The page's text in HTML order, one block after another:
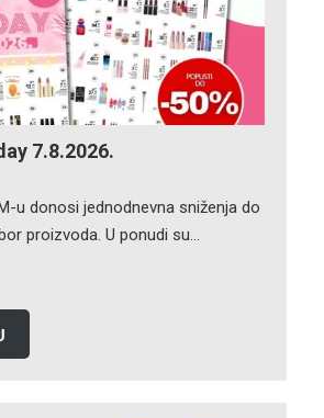
7.8.2026.
u donosi jednodnevna sniženja do
proizvoda. U ponudi su…